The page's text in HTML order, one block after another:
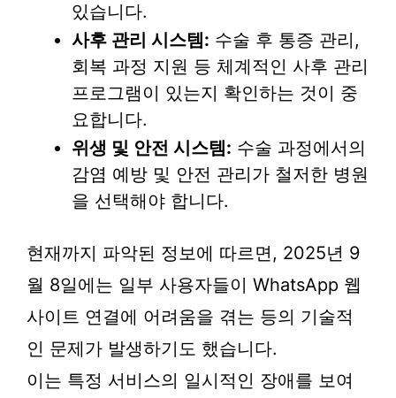
있습니다.
사후 관리 시스템: 수술 후 통증 관리,
회복 과정 지원 등 체계적인 사후 관리
프로그램이 있는지 확인하는 것이 중
요합니다.
위생 및 안전 시스템: 수술 과정에서의
감염 예방 및 안전 관리가 철저한 병원
을 선택해야 합니다.
현재까지 파악된 정보에 따르면, 2025년 9
월 8일에는 일부 사용자들이 WhatsApp 웹
사이트 연결에 어려움을 겪는 등의 기술적
인 문제가 발생하기도 했습니다.
이는 특정 서비스의 일시적인 장애를 보여